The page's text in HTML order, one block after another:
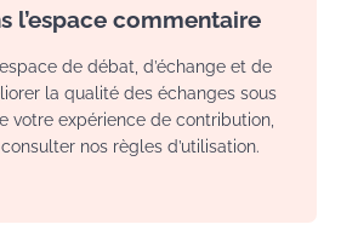
l’espace commentaire
de débat, d’échange et de
la qualité des échanges sous
votre expérience de contribution,
nos règles d’utilisation.